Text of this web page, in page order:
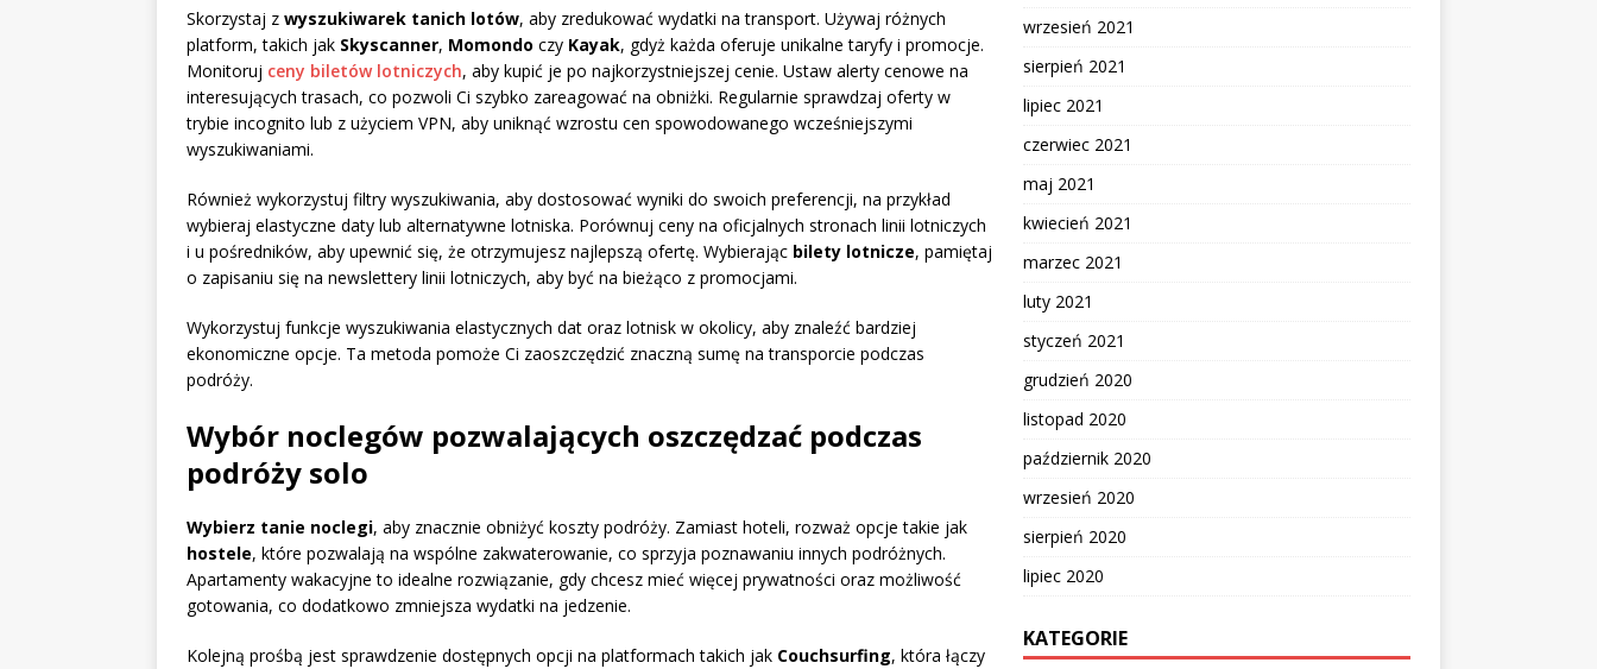
Skorzystaj z wyszukiwarek tanich lotów, aby zredukować wydatki na transport. Używaj różnych
platform, takich jak Skyscanner, Momondo czy Kayak, gdyż każda oferuje unikalne taryfy i promocje.
Monitoruj ceny biletów lotniczych, aby kupić je po najkorzystniejszej cenie. Ustaw alerty cenowe na
interesujących trasach, co pozwoli Ci szybko zareagować na obniżki. Regularnie sprawdzaj oferty w
trybie incognito lub z użyciem VPN, aby uniknąć wzrostu cen spowodowanego wcześniejszymi
wyszukiwaniami.
Również wykorzystuj filtry wyszukiwania, aby dostosować wyniki do swoich preferencji, na przykład
wybieraj elastyczne daty lub alternatywne lotniska. Porównuj ceny na oficjalnych stronach linii lotniczych
i u pośredników, aby upewnić się, że otrzymujesz najlepszą ofertę. Wybierając bilety lotnicze, pamiętaj
o zapisaniu się na newslettery linii lotniczych, aby być na bieżąco z promocjami.
Wykorzystuj funkcje wyszukiwania elastycznych dat oraz lotnisk w okolicy, aby znaleźć bardziej
ekonomiczne opcje. Ta metoda pomoże Ci zaoszczędzić znaczną sumę na transporcie podczas
podróży.
Wybór noclegów pozwalających oszczędzać podczas
podróży solo
Wybierz tanie noclegi, aby znacznie obniżyć koszty podróży. Zamiast hoteli, rozważ opcje takie jak
hostele, które pozwalają na wspólne zakwaterowanie, co sprzyja poznawaniu innych podróżnych.
Apartamenty wakacyjne to idealne rozwiązanie, gdy chcesz mieć więcej prywatności oraz możliwość
gotowania, co dodatkowo zmniejsza wydatki na jedzenie.
Kolejną prośbą jest sprawdzenie dostępnych opcji na platformach takich jak Couchsurfing, która łączy
wrzesień 2021
sierpień 2021
lipiec 2021
czerwiec 2021
maj 2021
kwiecień 2021
marzec 2021
luty 2021
styczeń 2021
grudzień 2020
listopad 2020
październik 2020
wrzesień 2020
sierpień 2020
lipiec 2020
KATEGORIE